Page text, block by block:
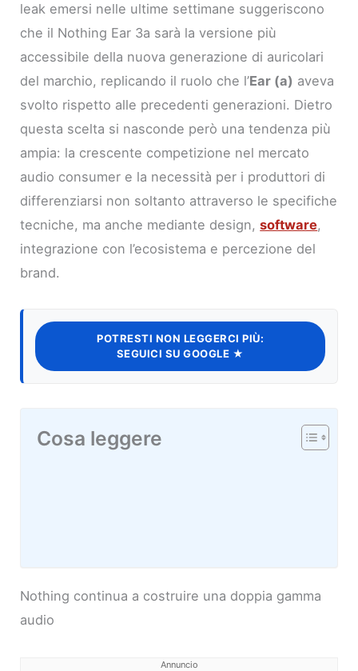
leak emersi nelle ultime settimane suggeriscono
che il Nothing Ear 3a sarà la versione più
accessibile della nuova generazione di auricolari
del marchio, replicando il ruolo che l’Ear (a) aveva
svolto rispetto alle precedenti generazioni. Dietro
questa scelta si nasconde però una tendenza più
ampia: la crescente competizione nel mercato
audio consumer e la necessità per i produttori di
differenziarsi non soltanto attraverso le specifiche
tecniche, ma anche mediante design,software,
integrazione con l’ecosistema e percezione del
brand.
POTRESTI NON LEGGERCI PIÙ:
SEGUICI SU GOOGLE ★
Cosa leggere
Nothing continua a costruire una doppia gamma
audio
Annuncio